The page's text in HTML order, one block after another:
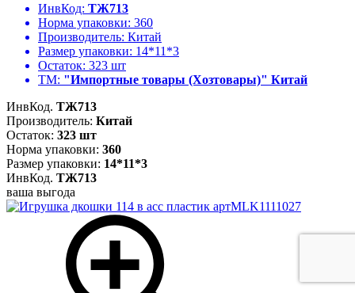
ИнвКод: ТЖ713
Норма упаковки: 360
Производитель: Китай
Размер упаковки: 14*11*3
Остаток: 323 шт
ТМ: "Импортные товары (Хозтовары)" Китай
ИнвКод. ТЖ713
Производитель: Китай
Остаток: 323 шт
Норма упаковки: 360
Размер упаковки: 14*11*3
ИнвКод. ТЖ713
ваша выгода